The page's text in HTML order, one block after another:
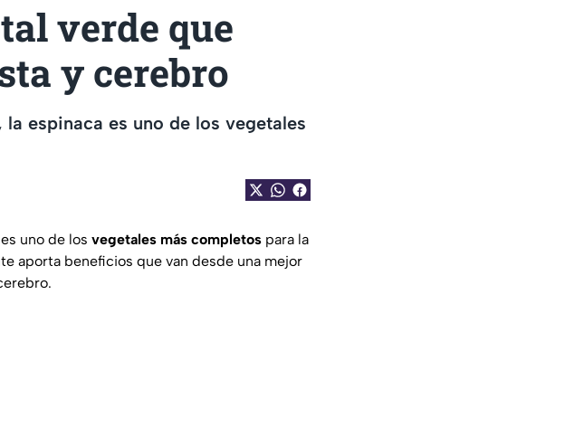
verde que
y cerebro
espinaca es uno de los vegetales
es uno de los vegetales más completos para la
aporta beneficios que van desde una mejor